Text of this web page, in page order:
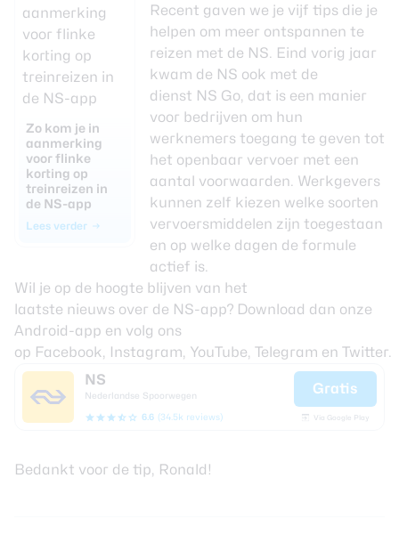
Zo kom je in
aanmerking
voor flinke
korting op
treinreizen in
de NS-app
Lees verder
Recent gaven we je vijf tips die je
helpen om meer ontspannen te
reizen met de NS. Eind vorig jaar
kwam de NS ook met de
dienst NS Go, dat is een manier
voor bedrijven om hun
werknemers toegang te geven tot
het openbaar vervoer met een
aantal voorwaarden. Werkgevers
kunnen zelf kiezen welke soorten
vervoersmiddelen zijn toegestaan
en op welke dagen de formule
actief is.
Wil je op de hoogte blijven van het
laatste nieuws over de NS-app? Download dan onze
Android-app en volg ons
op Facebook, Instagram, YouTube, Telegram en Twitter.
NS
Nederlandse Spoorwegen
6.6 (34.5k reviews)
Gratis
Via Google Play
Bedankt voor de tip, Ronald!